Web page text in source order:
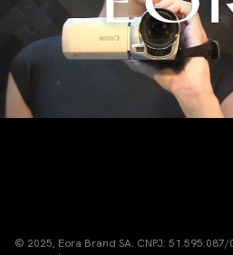
© 2025, Eora Brand SA. CNPJ: